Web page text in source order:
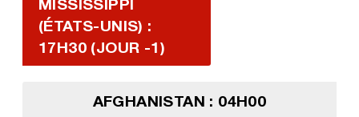
MISSISSIPPI
(ÉTATS-UNIS) :
17H30 (JOUR -1)
AFGHANISTAN : 04H00